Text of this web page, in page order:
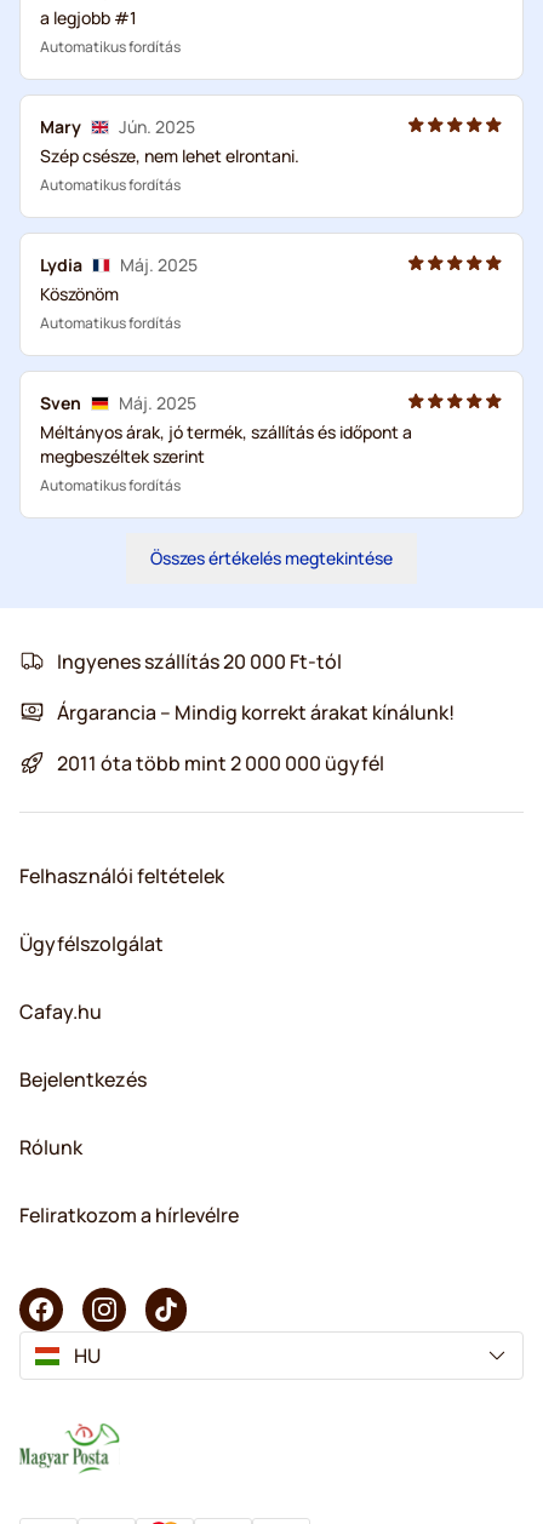
a legjobb #1
Automatikus fordítás
Mary
Jún. 2025
Szép csésze, nem lehet elrontani.
Automatikus fordítás
Lydia
Máj. 2025
Köszönöm
Automatikus fordítás
Sven
Máj. 2025
Méltányos árak, jó termék, szállítás és időpont a
megbeszéltek szerint
Automatikus fordítás
Összes értékelés megtekintése
Ingyenes szállítás 20 000 Ft-tól
Árgarancia – Mindig korrekt árakat kínálunk!
2011 óta több mint 2 000 000 ügyfél
Felhasználói feltételek
Ügyfélszolgálat
Cafay.hu
Bejelentkezés
Rólunk
Feliratkozom a hírlevélre
HU